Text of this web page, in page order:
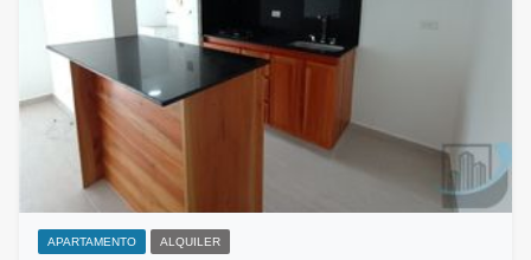
APARTAMENTO ALQUILER